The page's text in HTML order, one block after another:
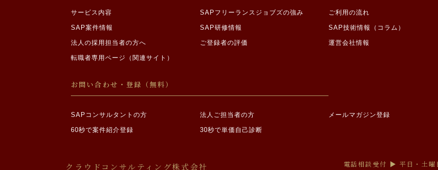
サービス内容 SAPフリーランスジョブズの強み ご利用の流れ
SAP案件情報 SAP研修情報 SAP技術情報（コラム）
法人の採用担当者の方へ ご登録者の評価 運営会社情報
転職者専用ページ（関連サイト）
お問い合わせ・登録（無料）
SAPコンサルタントの方 法人ご担当者の方 メールマガジン登録
60秒で案件紹介登録 30秒で単価自己診断
クラウドコンサルティング株式会社 電話相談受付 ▶︎ 平日・土